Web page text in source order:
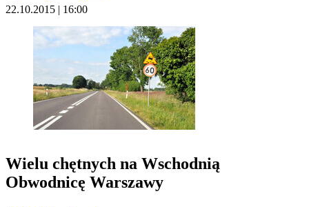
22.10.2015 | 16:00
Wielu chętnych na Wschodnią
Obwodnicę Warszawy